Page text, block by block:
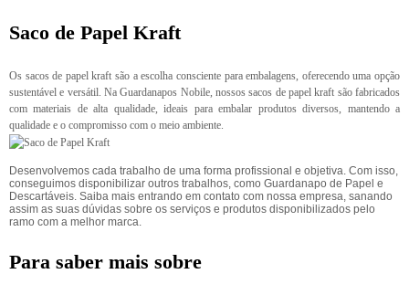
Saco de Papel Kraft
Os sacos de papel kraft são a escolha consciente para embalagens, oferecendo uma opção
sustentável e versátil. Na Guardanapos Nobile, nossos sacos de papel kraft são fabricados
com materiais de alta qualidade, ideais para embalar produtos diversos, mantendo a
qualidade e o compromisso com o meio ambiente.
Desenvolvemos cada trabalho de uma forma profissional e objetiva. Com isso,
conseguimos disponibilizar outros trabalhos, como Guardanapo de Papel e
Descartáveis. Saiba mais entrando em contato com nossa empresa, sanando
assim as suas dúvidas sobre os serviços e produtos disponibilizados pelo
ramo com a melhor marca.
Para saber mais sobre